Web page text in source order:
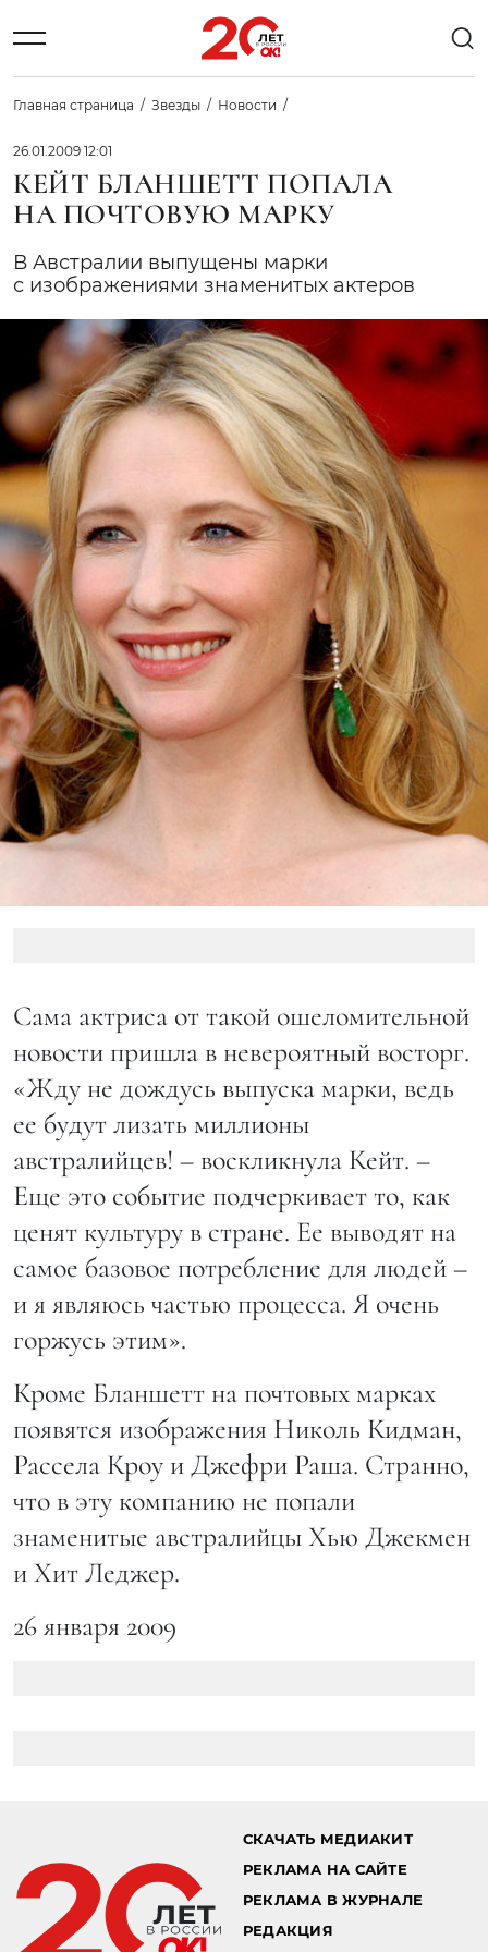
Главная страница Звезды Новости
26.01.2009 12:01
КЕЙТ БЛАНШЕТТ ПОПАЛА
НА ПОЧТОВУЮ МАРКУ
В Австралии выпущены марки
с изображениями знаменитых актеров
Сама актриса от такой ошеломительной
новости пришла в невероятный восторг.
«Жду не дождусь выпуска марки, ведь
ее будут лизать миллионы
австралийцев! – воскликнула Кейт. –
Еще это событие подчеркивает то, как
ценят культуру в стране. Ее выводят на
самое базовое потребление для людей –
и я являюсь частью процесса. Я очень
горжусь этим».
Кроме Бланшетт на почтовых марках
появятся изображения Николь Кидман,
Рассела Кроу и Джефри Раша. Странно,
что в эту компанию не попали
знаменитые австралийцы Хью Джекмен
и Хит Леджер.
26 января 2009
СКАЧАТЬ МЕДИАКИТ
РЕКЛАМА НА САЙТЕ
РЕКЛАМА В ЖУРНАЛЕ
РЕДАКЦИЯ